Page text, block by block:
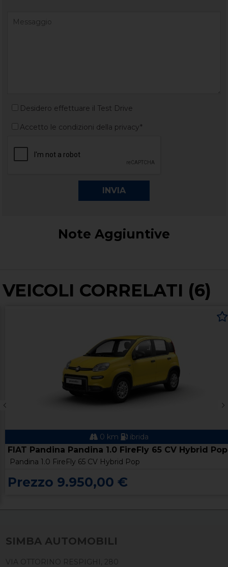
Desidero effettuare il Test Drive
Accetto le condizioni della privacy*
Note Aggiuntive
VEICOLI CORRELATI (6)
0 km ibrida
FIAT Pandina Pandina 1.0 FireFly 65 CV Hybrid Pop
Pandina 1.0 FireFly 65 CV Hybrid Pop
Prezzo 9.950,00 €
SIMBA AUTOMOBILI
VIA OTTORINO RESPIGHI, 280